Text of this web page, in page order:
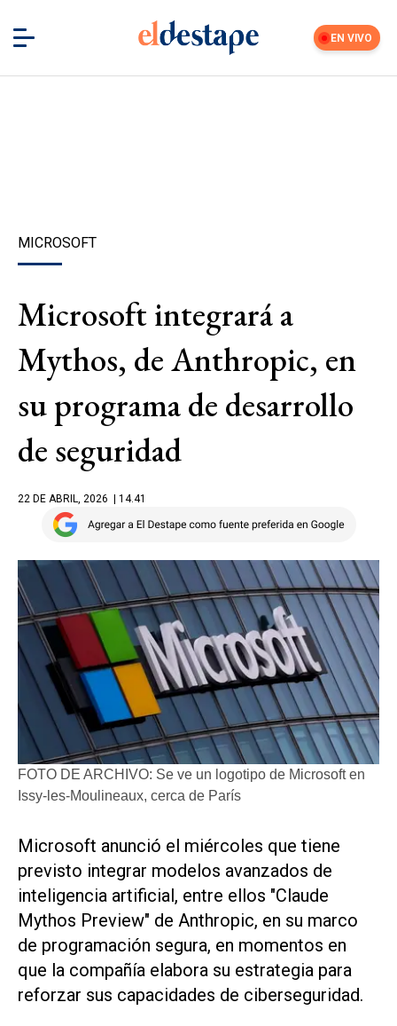
EN VIVO
MICROSOFT
Microsoft integrará a
Mythos, de Anthropic, en
su programa de desarrollo
de seguridad
22 DE ABRIL, 2026 | 14.41
FOTO DE ARCHIVO: Se ve un logotipo de Microsoft en
Issy-les-Moulineaux, cerca de París
Microsoft ​anunció el miércoles que tiene
previsto integrar modelos avanzados de
inteligencia artificial, ‌entre ellos "Claude
Mythos ‌Preview" de Anthropic, en su marco
de programación segura, en momentos en
que la compañía elabora su estrategia para
reforzar sus capacidades de ciberseguridad.